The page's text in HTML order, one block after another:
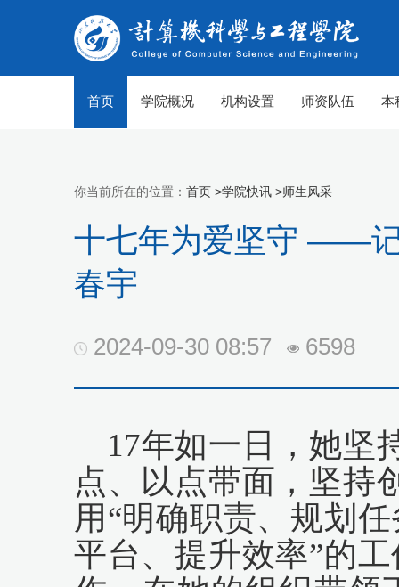
首页 学院概况 机构设置 师资队伍 本
你当前所在的位置： 首页 >学院快讯 >师生风采
十七年为爱坚守 ——
春宇
2024-09-30 08:57 6598
17年如一日，她坚
点、以点带面，坚持
用“明确职责、规划
平台、提升效率”的